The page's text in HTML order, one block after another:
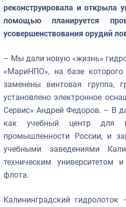
реконструировала и открыла
помощью планируется
усовершенствования орудий
– Мы дали новую «жизнь»
«МариНПО», на базе
заменены винтовая группа,
установлено электронное
Сервис» Андрей Федоров. – В
как учебный центр для
промышленности России, и
учебными заведениями
техническим университетом
флота.
Калининградский